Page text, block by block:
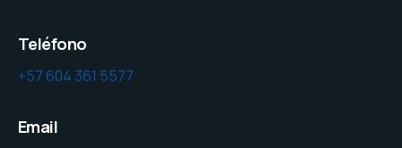
Teléfono
+57 604 361 5577
Email